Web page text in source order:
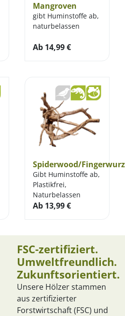
Mangroven
gibt Huminstoffe ab,
naturbelassen
Ab 14,99€
Spiderwood/
Gibt Huminstoffe ab,
Plastikfrei,
Naturbelassen
Ab 13,99€
FSC-zertifiziert.
Umweltfreundlich.
Zukunftsorientiert.
Unsere Hölzer stammen
aus zertifizierter
Forstwirtschaft (FSC) und